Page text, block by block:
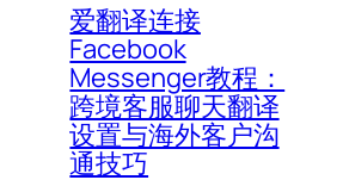
爱翻译连接
Facebook
Messenger教程：
跨境客服聊天翻译
设置与海外客户沟
通技巧